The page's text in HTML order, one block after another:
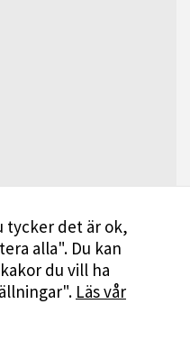
tycker det är ok,
alla". Du kan
du vill ha
Läs vår